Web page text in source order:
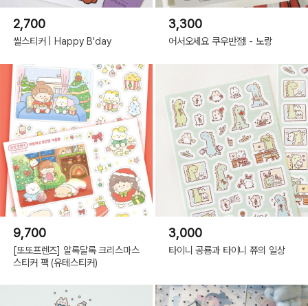
2,700
씰스티커 | Happy B'day
3,300
어서오세요 쿠우반점! - 노랑
9,700
[또또프렌즈] 알록달록 크리스마스
스티커 팩 (유테스티커)
3,000
타이니 공룡과 타이니 쮸의 일상